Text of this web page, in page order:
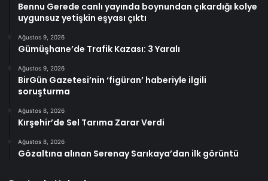
Bennu Gerede canlı yayında boynundan çıkardığı kolye
uygunsuz yetişkin eşyası çıktı
Ağustos 9, 2026
Gümüşhane’de Trafik Kazası: 3 Yaralı
Ağustos 9, 2026
BirGün Gazetesi’nin ‘figüran’ haberiyle ilgili
soruşturma
Ağustos 8, 2026
Kırşehir’de Sel Tarıma Zarar Verdi
Ağustos 8, 2026
Gözaltına alınan Serenay Sarıkaya’dan ilk görüntü